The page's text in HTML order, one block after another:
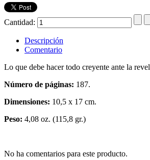
Cantidad:
Descripción
Comentario
Lo que debe hacer todo creyente ante la
Número de páginas: 187.
Dimensiones: 10,5 x 17 cm.
Peso: 4,08 oz. (115,8 gr.)
No ha comentarios para este producto.